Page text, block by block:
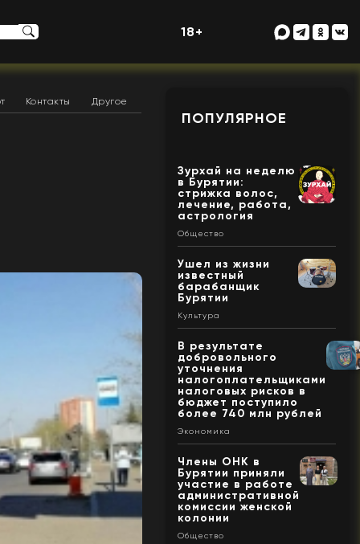
18+
Контакты Другое
ПОПУЛЯРНОЕ
Зурхай на неделю
в Бурятии:
стрижка волос,
лечение, работа,
астрология
Общество
Ушел из жизни
известный
барабанщик
Бурятии
Культура
В результате
добровольного
уточнения
налогоплательщиками
налоговых рисков в
бюджет поступило
более 740 млн рублей
Экономика
Члены ОНК в
Бурятии приняли
участие в работе
административной
комиссии женской
колонии
Общество